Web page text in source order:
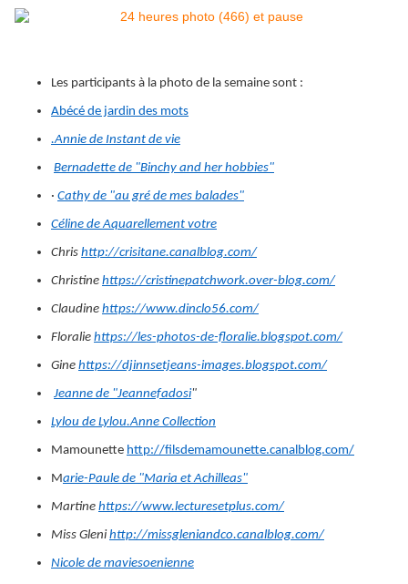
Les participants à la photo de la semaine sont :
Abécé de jardin des mots
.Annie de Instant de vie
Bernadette de "Binchy and her hobbies"
· Cathy de "au gré de mes balades"
Céline de Aquarellement votre
Chris http://crisitane.canalblog.com/
Christine https://cristinepatchwork.over-blog.com/
Claudine https://www.dinclo56.com/
Floralie https://les-photos-de-floralie.blogspot.com/
Gine https://djinnsetjeans-images.blogspot.com/
Jeanne de "Jeannefadosi"
Lylou de Lylou.Anne Collection
Mamounette http://filsdemamounette.canalblog.com/
Marie-Paule de "Maria et Achilleas"
Martine https://www.lecturesetplus.com/
Miss Gleni http://missgleniandco.canalblog.com/
Nicole de maviesoenienne